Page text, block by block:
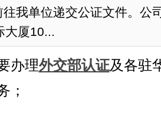
我单位递交公证文件。公
大厦10...
办理外交部认证及各驻
；